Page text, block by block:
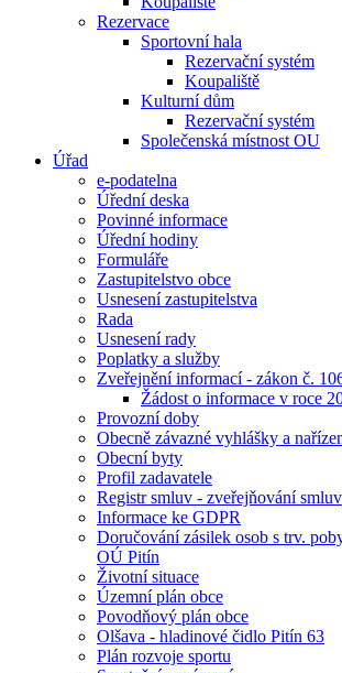
Rezervace
Sportovní hala
Rezervační systém
Koupaliště
Kulturní dům
Rezervační systém
Společenská místnost OU
Úřad
e-podatelna
Úřední deska
Povinné informace
Úřední hodiny
Formuláře
Zastupitelstvo obce
Usnesení zastupitelstva
Rada
Usnesení rady
Poplatky a služby
Zveřejnění informací - zákon č.
Žádost o informace v roce
Provozní doby
Obecně závazné vyhlášky a
Obecní byty
Profil zadavatele
Registr smluv - zveřejňování smluv
Informace ke GDPR
Doručování zásilek osob s trv.
OÚ Pitín
Životní situace
Územní plán obce
Povodňový plán obce
Olšava - hladinové čidlo Pitín 63
Plán rozvoje sportu